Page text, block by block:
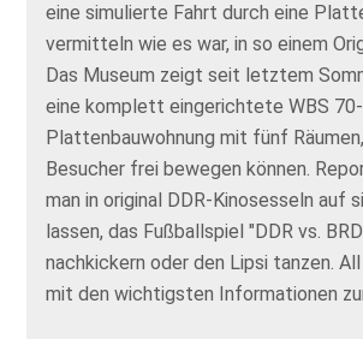
eine simulierte Fahrt durch eine
vermitteln wie es war, in so einem
Das Museum zeigt seit letztem
eine komplett eingerichtete WBS 70-
Plattenbauwohnung mit fünf
Besucher frei bewegen können.
man in original DDR-Kinosesseln auf
lassen, das Fußballspiel "DDR vs.
nachkickern oder den Lipsi tanzen.
mit den wichtigsten Informationen